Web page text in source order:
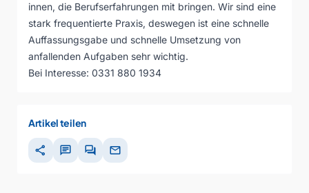
innen, die Berufserfahrungen mit bringen. Wir sind eine
stark frequentierte Praxis, deswegen ist eine schnelle
Auffassungsgabe und schnelle Umsetzung von
anfallenden Aufgaben sehr wichtig.
Bei Interesse: 0331 880 1934
Artikel teilen
share chat forum mail